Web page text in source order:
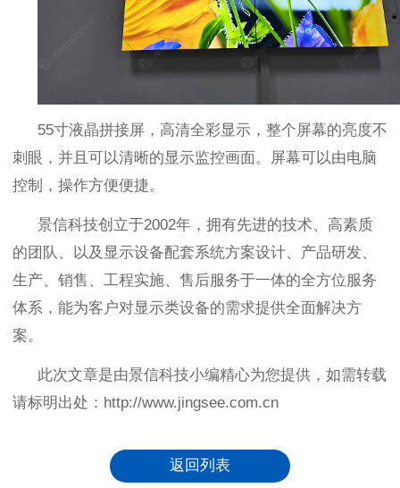
55寸液晶拼接屏，高清全彩显示，整个屏幕的亮度不
刺眼，并且可以清晰的显示监控画面。屏幕可以由电脑
控制，操作方便便捷。
景信科技创立于2002年，拥有先进的技术、高素质
的团队、以及显示设备配套系统方案设计、产品研发、
生产、销售、工程实施、售后服务于一体的全方位服务
体系，能为客户对显示类设备的需求提供全面解决方
案。
此次文章是由景信科技小编精心为您提供，如需转载
请标明出处： http://www.jingsee.com.cn
返回列表